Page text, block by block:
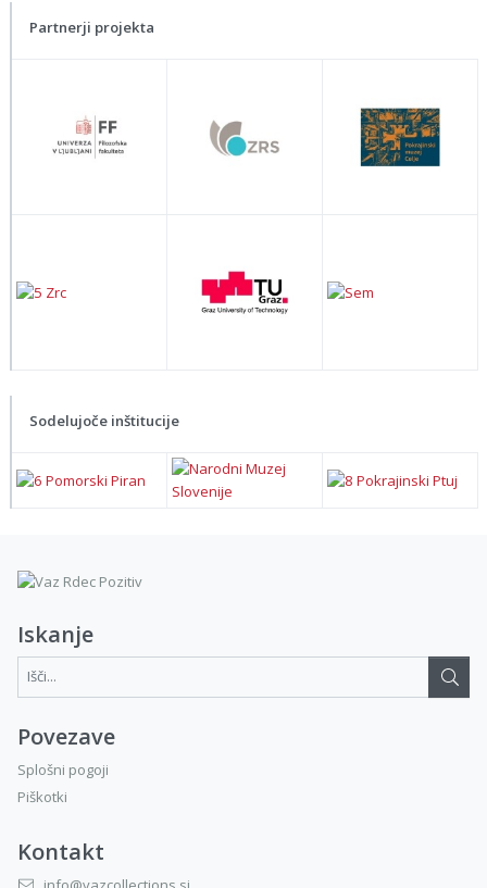
Partnerji projekta
Sodelujoče inštitucije
Iskanje
Išči...:
Povezave
Splošni pogoji
Piškotki
Kontakt